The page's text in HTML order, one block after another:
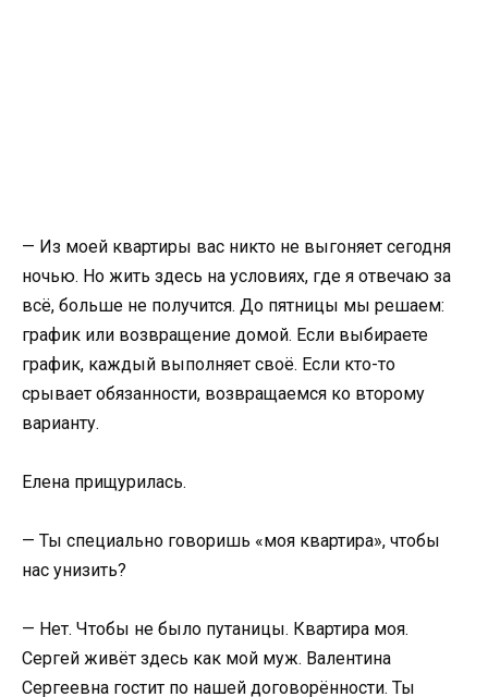
— Из моей квартиры вас никто не выгоняет сегодня
ночью. Но жить здесь на условиях, где я отвечаю за
всё, больше не получится. До пятницы мы решаем:
график или возвращение домой. Если выбираете
график, каждый выполняет своё. Если кто-то
срывает обязанности, возвращаемся ко второму
варианту.
Елена прищурилась.
— Ты специально говоришь «моя квартира», чтобы
нас унизить?
— Нет. Чтобы не было путаницы. Квартира моя.
Сергей живёт здесь как мой муж. Валентина
Сергеевна гостит по нашей договорённости. Ты